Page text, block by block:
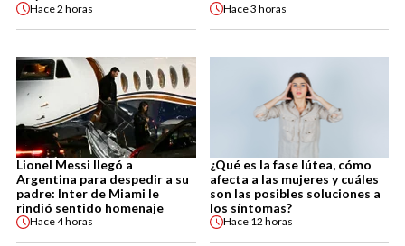
Hace2 horas Hace3 horas
Lionel Messi llegó a
Argentina para despedir a su
padre: Inter de Miami le
rindió sentido homenaje
Hace4 horas
¿Qué es la fase lútea, cómo
afecta a las mujeres y cuáles
son las posibles soluciones a
los síntomas?
Hace 12 horas